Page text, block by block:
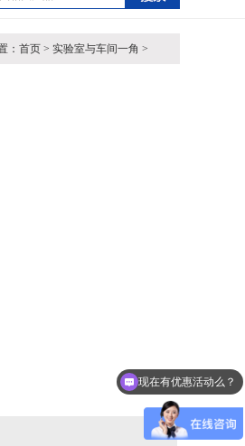
：首页 > 实验室与车间一角 >
现在有优惠活动么？